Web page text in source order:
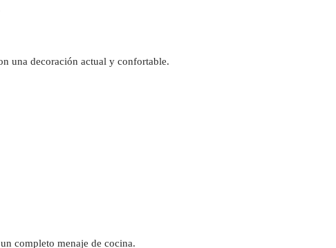
una decoración actual y confortable.
completo menaje de cocina.